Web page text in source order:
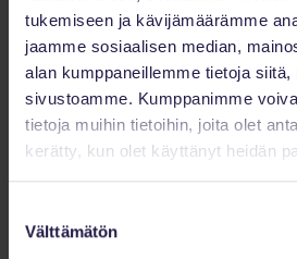
tukemiseen ja kävijämäärämme
jaamme sosiaalisen median,
alan kumppaneillemme tietoja
sivustoamme. Kumppanimme
tietoja muihin tietoihin, joita olet
kerätty, kun olet käyttänyt heidän
valinta
Välttämätön
Tämä on merkittävä muutos.
arviointi ei ole pelkkä tekninen
vaikuttaa siihen, pääseekö
nopeasti hän pääsee ja kenen
Siksi lakiin ja organisaatioiden
kirjattava selvästi, milloin
käyttää, kuka vastaa